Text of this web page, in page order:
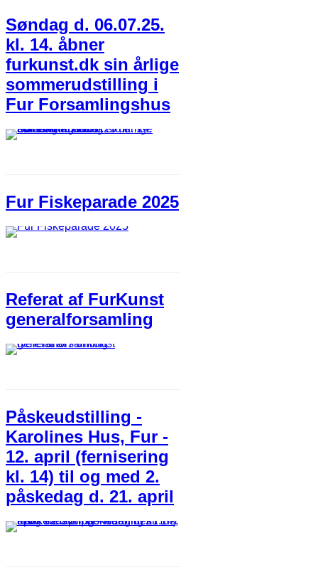
Søndag d. 06.07.25.
kl. 14. åbner
furkunst.dk sin årlige
sommerudstilling i
Fur Forsamlingshus
Fur Fiskeparade 2025
Referat af FurKunst
generalforsamling
Påskeudstilling -
Karolines Hus, Fur -
12. april (fernisering
kl. 14) til og med 2.
påskedag d. 21. april